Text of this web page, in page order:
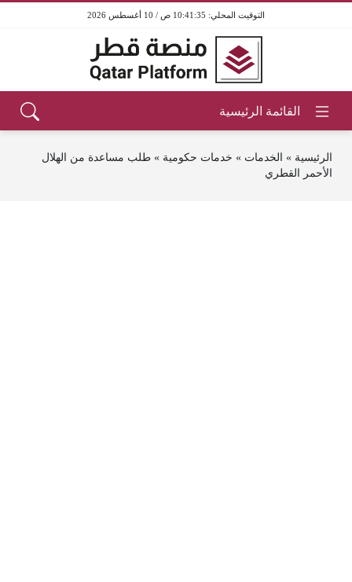
10:41:35 ص / 10 أغسطس 2026
الرئيسية » الخدمات » خدمات حكومية » طلب مساعدة من الهلال
الأحمر القطري